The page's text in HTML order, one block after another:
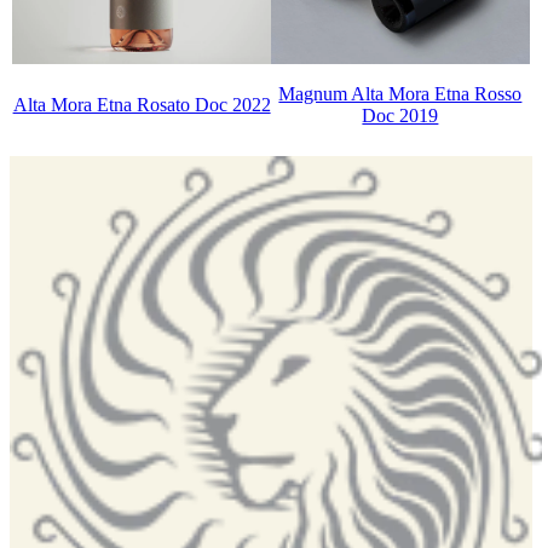
Alta Mora Etna Rosato Doc 2022
Magnum Alta Mora Etna Rosso
Doc 2019